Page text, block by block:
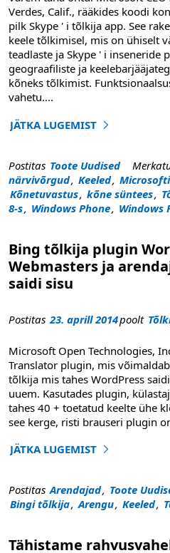
Verdes, Calif., rääkides koodi
pilk Skype ' i tõlkija app. See
keele tõlkimisel, mis on ühiselt
teadlaste ja Skype ' i inseneride
geograafiliste ja
kõneks tõlkimist.
vahetu....
JÄTKA LUGEMIST
"Lõpetamata läbimurded
Postitas Toote Uudised
närvivõrgud, Keeled,
Kõnetuvastus, kõne süntees,
8-s, Windows Phone, Windows
Bing tõlkija plugin
Webmasters ja
saidi sisu
Postitas 23. aprill 2014poolt
Microsoft Open Technologies,
Translator plugin, mis
tõlkija mis tahes WordPress
uuem. Kasutades plugin,
tahes 40 + toetatud keelte ühe
see kerge, risti brauseri plugin
JÄTKA LUGEMIST
"Bing tõlkija plugin
Postitas Arendajad, Toote
Bingi tõlkija, Arengu, Keeled,
Tähistame